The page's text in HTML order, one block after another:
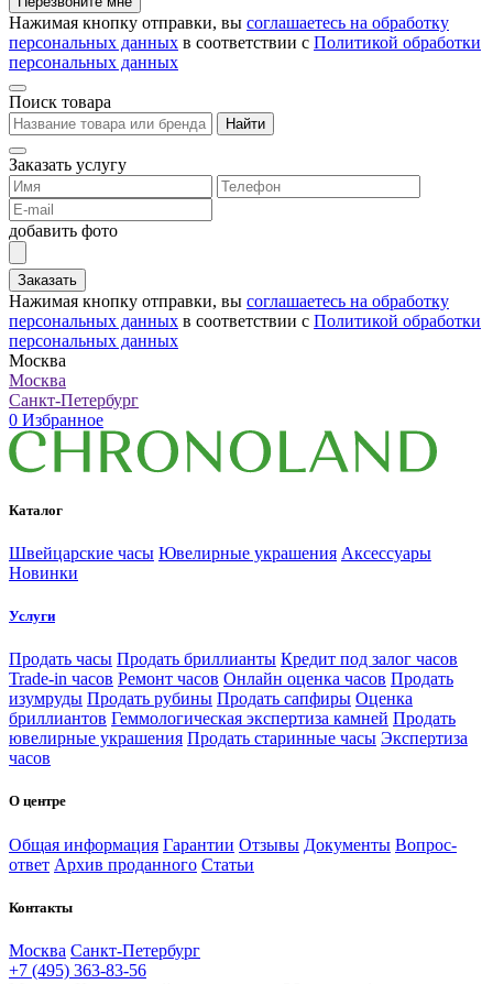
Нажимая кнопку отправки, вы соглашаетесь на обработку
персональных данных в соответствии с Политикой обработки
персональных данных
Поиск товара
Найти
Заказать услугу
добавить фото
Заказать
Нажимая кнопку отправки, вы соглашаетесь на обработку
персональных данных в соответствии с Политикой обработки
персональных данных
Москва
Москва
Санкт-Петербург
0 Избранное
Каталог
Швейцарские часы Ювелирные украшения Аксессуары
Новинки
Услуги
Продать часы Продать бриллианты Кредит под залог часов
Trade-in часов Ремонт часов Онлайн оценка часов Продать
изумруды Продать рубины Продать сапфиры Оценка
бриллиантов Геммологическая экспертиза камней Продать
ювелирные украшения Продать старинные часы Экспертиза
часов
О центре
Общая информация Гарантии Отзывы Документы Вопрос-
ответ Архив проданного Статьи
Контакты
Москва Санкт-Петербург
+7 (495) 363-83-56